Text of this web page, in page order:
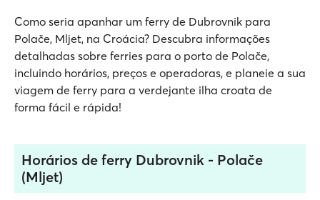
Como seria apanhar um ferry de Dubrovnik para
Polače, Mljet, na Croácia? Descubra informações
detalhadas sobre ferries para o porto de Polače,
incluindo horários, preços e operadoras, e planeie a sua
viagem de ferry para a verdejante ilha croata de
forma fácil e rápida!
Horários de ferry Dubrovnik - Polače
(Mljet)